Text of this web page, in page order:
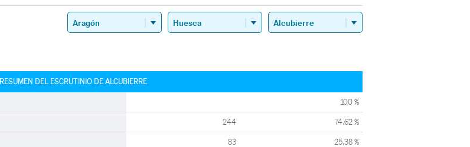
RESUMEN DEL ESCRUTINIO DE ALCUBIERRE
100 %
244 74,62 %
83 25,38 %